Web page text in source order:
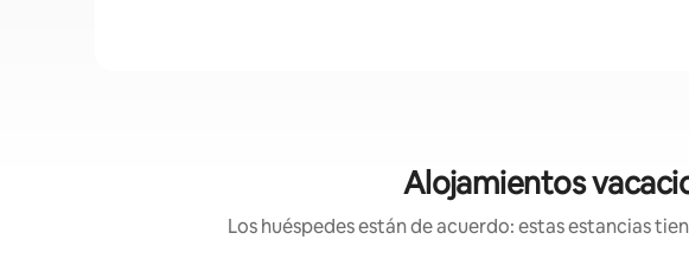
Alojamientos
Los huéspedes están de acuerdo: estas estancias